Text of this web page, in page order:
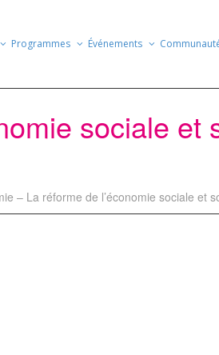
Programmes Événements
sociale et
– La réforme de l’économie sociale et